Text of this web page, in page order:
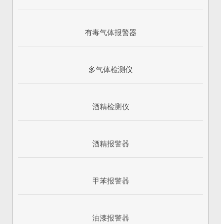
有毒气体报警器
多气体检测仪
酒精检测仪
酒精报警器
甲苯报警器
油漆报警器